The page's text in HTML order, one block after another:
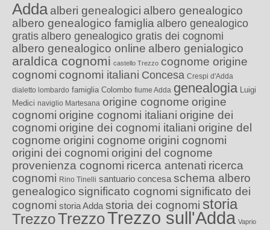
Adda alberi genealogici albero genealogico
albero genealogico famiglia albero genealogico
gratis albero genealogico gratis dei cognomi
albero genealogico online albero genialogico
araldica cognomi castello Trezzo cognome origine
cognomi cognomi italiani Concesa Crespi d'Adda
dialetto lombardo famiglia Colombo fiume Adda genealogia Luigi
Medici naviglio Martesana origine cognome origine
cognomi origine cognomi italiani origine dei
cognomi origine dei cognomi italiani origine del
cognome origini cognome origini cognomi
origini dei cognomi origini del cognome
provenienza cognomi ricerca antenati ricerca
cognomi Rino Tinelli santuario concesa schema albero
genealogico significato cognomi significato dei
cognomi storia Adda storia dei cognomi storia
TrezzoTrezzoTrezzo sull'Adda Vaprio